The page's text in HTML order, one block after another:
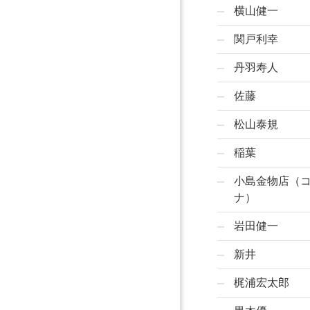
横山健一
関戸利幸
丹羽寿人
佐藤
松山泰規
稲葉
小島金物店（
ナ）
岩田健一
新井
梶浦宏太郎